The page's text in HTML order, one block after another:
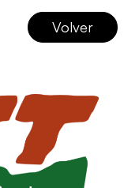
Volver